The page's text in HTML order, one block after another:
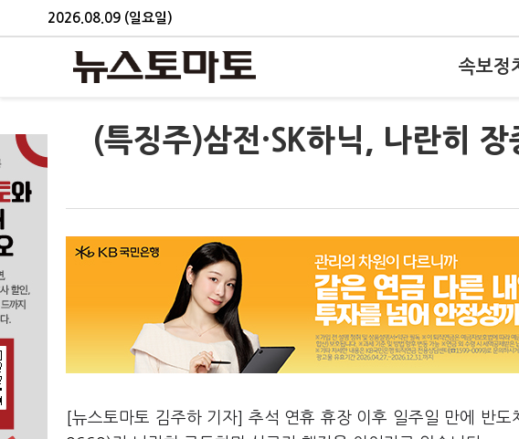
2026.08.09 (일요일)
속보정
(특징주)삼전·SK하닉, 나란히
[뉴스토마토 김주하 기자] 추석 연휴 휴장 이후 일주일 만에 반도